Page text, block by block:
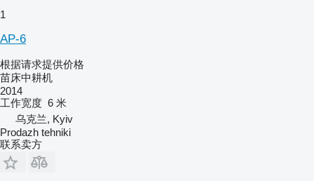
1
AP-6
根据请求提供价格
苗床中耕机
2014
工作宽度 6 米
乌克兰, Kyiv
Prodazh tehniki
联系卖方